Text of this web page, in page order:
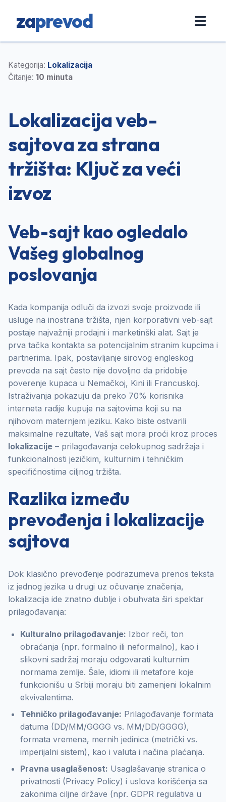
zaprevod
Kategorija: Lokalizacija
Čitanje: 10 minuta
Lokalizacija veb-
sajtova za strana
tržišta: Ključ za veći
izvoz
Veb-sajt kao ogledalo
Vašeg globalnog
poslovanja
Kada kompanija odluči da izvozi svoje proizvode ili
usluge na inostrana tržišta, njen korporativni veb-sajt
postaje najvažniji prodajni i marketinški alat. Sajt je
prva tačka kontakta sa potencijalnim stranim kupcima i
partnerima. Ipak, postavljanje sirovog engleskog
prevoda na sajt često nije dovoljno da pridobije
poverenje kupaca u Nemačkoj, Kini ili Francuskoj.
Istraživanja pokazuju da preko 70% korisnika
interneta radije kupuje na sajtovima koji su na
njihovom maternjem jeziku. Kako biste ostvarili
maksimalne rezultate, Vaš sajt mora proći kroz proces
lokalizacije – prilagođavanja celokupnog sadržaja i
funkcionalnosti jezičkim, kulturnim i tehničkim
specifičnostima ciljnog tržišta.
Razlika između
prevođenja i lokalizacije
sajtova
Dok klasično prevođenje podrazumeva prenos teksta
iz jednog jezika u drugi uz očuvanje značenja,
lokalizacija ide znatno dublje i obuhvata širi spektar
prilagođavanja:
Kulturalno prilagođavanje: Izbor reči, ton
obraćanja (npr. formalno ili neformalno), kao i
slikovni sadržaj moraju odgovarati kulturnim
normama zemlje. Šale, idiomi ili metafore koje
funkcionišu u Srbiji moraju biti zamenjeni lokalnim
ekvivalentima.
Tehničko prilagođavanje: Prilagođavanje formata
datuma (DD/MM/GGGG vs. MM/DD/GGGG),
formata vremena, mernih jedinica (metrički vs.
imperijalni sistem), kao i valuta i načina plaćanja.
Pravna usaglašenost: Usaglašavanje stranica o
privatnosti (Privacy Policy) i uslova korišćenja sa
zakonima ciljne države (npr. GDPR regulativa u